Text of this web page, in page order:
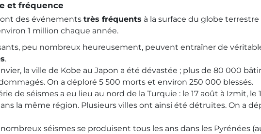
et fréquence
des événements très fréquents à la surface du globe
1 million chaque année.
peu nombreux heureusement, peuvent entraîner de
.
la ville de Kobe au Japon a été dévastée ; plus de 80 000
On a déploré 5 500 morts et environ 250 000 blessés.
de séismes a eu lieu au nord de la Turquie : le 17 août à Izmit,
la même région. Plusieurs villes ont ainsi été détruites. On a
nombreux séismes se produisent tous les ans dans les Pyrénées